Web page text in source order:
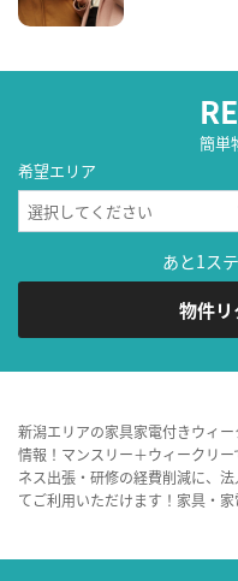
簡単
希望エリア
あと1ス
物件リ
新潟エリアの家具家電付きウィ
情報！マンスリー＋ウィークリ
ネス出張・研修の経費削減に、
てご利用いただけます！家具・家